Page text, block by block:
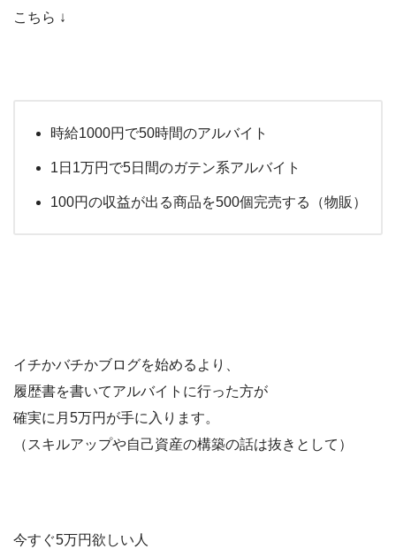
こちら ↓
時給1000円で50時間のアルバイト
1日1万円で5日間のガテン系アルバイト
100円の収益が出る商品を500個完売する（物販）
イチかバチかブログを始めるより、
履歴書を書いてアルバイトに行った方が
確実に月5万円が手に入ります。
（スキルアップや自己資産の構築の話は抜きとして）
今すぐ5万円欲しい人